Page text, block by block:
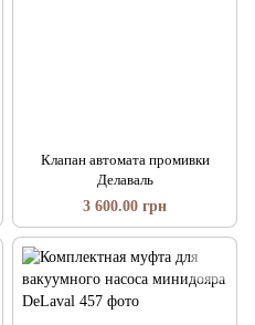
Клапан автомата промивки
Делаваль
3 600.00 грн